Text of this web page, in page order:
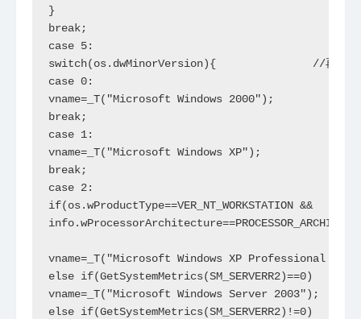
}
break;
case 5:
switch(os.dwMinorVersion){               //再比较
case 0:
vname=_T("Microsoft Windows 2000");
break;
case 1:
vname=_T("Microsoft Windows XP");
break;
case 2:
if(os.wProductType==VER_NT_WORKSTATION &&
vname=_T("Microsoft Windows XP Professional
else if(GetSystemMetrics(SM_SERVERR2)==0)
vname=_T("Microsoft Windows Server 2003");
else if(GetSystemMetrics(SM_SERVERR2)!=0)